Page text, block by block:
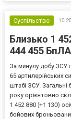
Суспільство
Близько 1
444 455
За минулу добу ЗСУ
65 артилерійських
штабі ЗСУ. Загальні
року орієнтовно
1 452 880 (+1 130)
бойових